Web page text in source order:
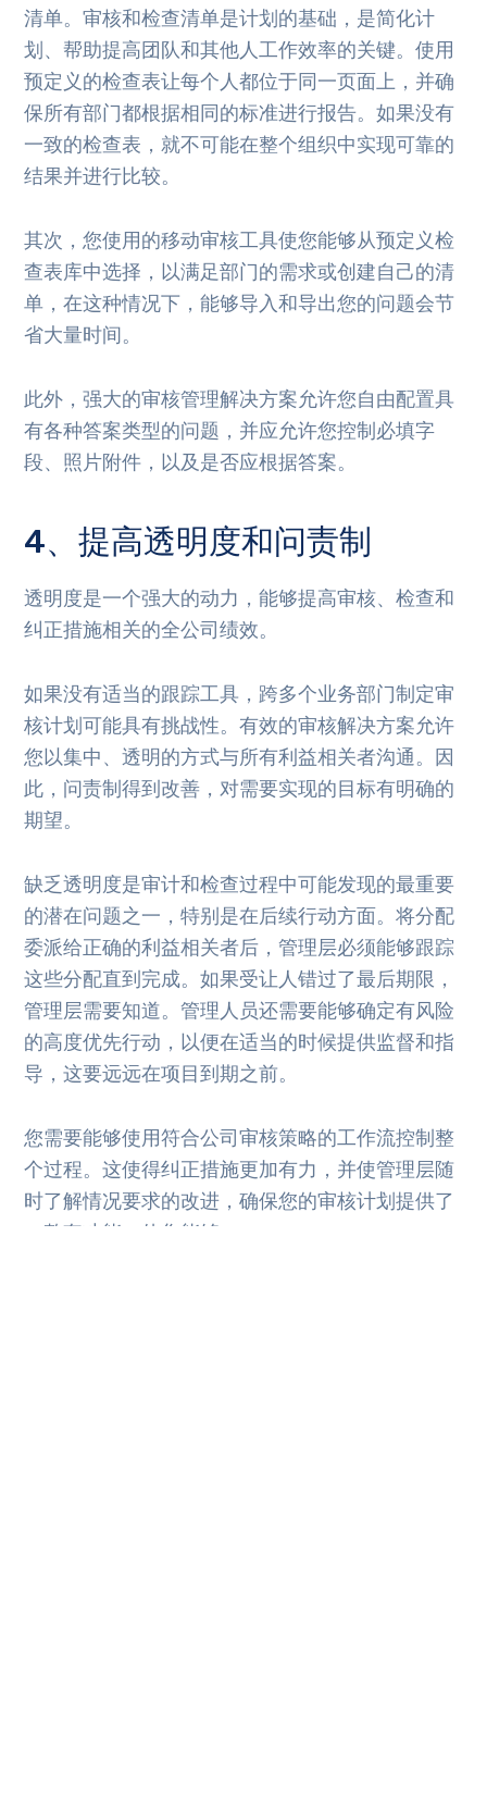
清单。审核和检查清单是计划的基础，是简化计
划、帮助提高团队和其他人工作效率的关键。使用
预定义的检查表让每个人都位于同一页面上，并确
保所有部门都根据相同的标准进行报告。如果没有
一致的检查表，就不可能在整个组织中实现可靠的
结果并进行比较。
其次，您使用的移动审核工具使您能够从预定义检
查表库中选择，以满足部门的需求或创建自己的清
单，在这种情况下，能够导入和导出您的问题会节
省大量时间。
此外，强大的审核管理解决方案允许您自由配置具
有各种答案类型的问题，并应允许您控制必填字
段、照片附件，以及是否应根据答案。
4、提高透明度和问责制
透明度是一个强大的动力，能够提高审核、检查和
纠正措施相关的全公司绩效。
如果没有适当的跟踪工具，跨多个业务部门制定审
核计划可能具有挑战性。有效的审核解决方案允许
您以集中、透明的方式与所有利益相关者沟通。因
此，问责制得到改善，对需要实现的目标有明确的
期望。
缺乏透明度是审计和检查过程中可能发现的最重要
的潜在问题之一，特别是在后续行动方面。将分配
委派给正确的利益相关者后，管理层必须能够跟踪
这些分配直到完成。如果受让人错过了最后期限，
管理层需要知道。管理人员还需要能够确定有风险
的高度优先行动，以便在适当的时候提供监督和指
导，这要远远在项目到期之前。
您需要能够使用符合公司审核策略的工作流控制整
个过程。这使得纠正措施更加有力，并使管理层随
时了解情况要求的改进，确保您的审核计划提供了
一整套功能，使您能够：